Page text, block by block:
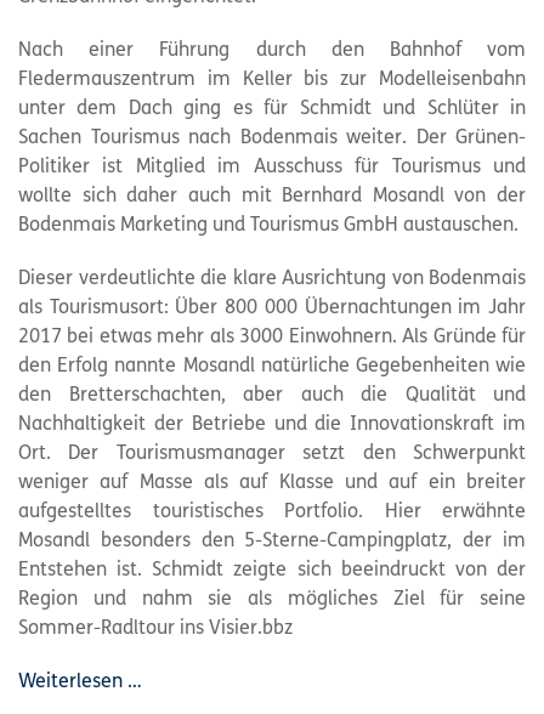
Nach einer Führung durch den Bahnhof vom
Fledermauszentrum im Keller bis zur Modelleisenbahn
unter dem Dach ging es für Schmidt und Schlüter in
Sachen Tourismus nach Bodenmais weiter. Der Grünen-
Politiker ist Mitglied im Ausschuss für Tourismus und
wollte sich daher auch mit Bernhard Mosandl von der
Bodenmais Marketing und Tourismus GmbH austauschen.
Dieser verdeutlichte die klare Ausrichtung von Bodenmais
als Tourismusort: Über 800 000 Übernachtungen im Jahr
2017 bei etwas mehr als 3000 Einwohnern. Als Gründe für
den Erfolg nannte Mosandl natürliche Gegebenheiten wie
den Bretterschachten, aber auch die Qualität und
Nachhaltigkeit der Betriebe und die Innovationskraft im
Ort. Der Tourismusmanager setzt den Schwerpunkt
weniger auf Masse als auf Klasse und auf ein breiter
aufgestelltes touristisches Portfolio. Hier erwähnte
Mosandl besonders den 5-Sterne-Campingplatz, der im
Entstehen ist. Schmidt zeigte sich beeindruckt von der
Region und nahm sie als mögliches Ziel für seine
Sommer-Radltour ins Visier.bbz
Weiterlesen …